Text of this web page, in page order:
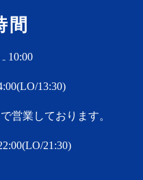
間
10:00
13:30)
営業しております。
21:30)